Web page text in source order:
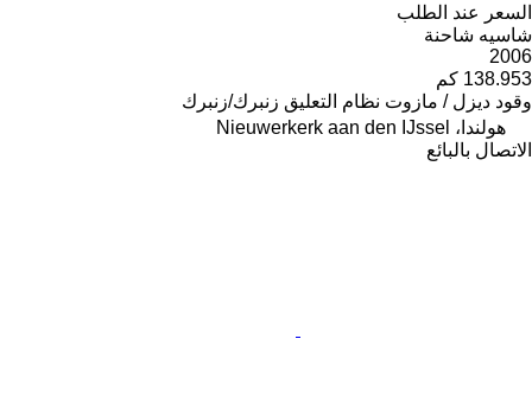
السعر عند الطلب
شاسيه شاحنة
2006
138.953 كم
وقود ديزل / مازوت نظام التعليق زنبرك/زنبرك
هولندا، Nieuwerkerk aan den IJssel
الاتصال بالبائع